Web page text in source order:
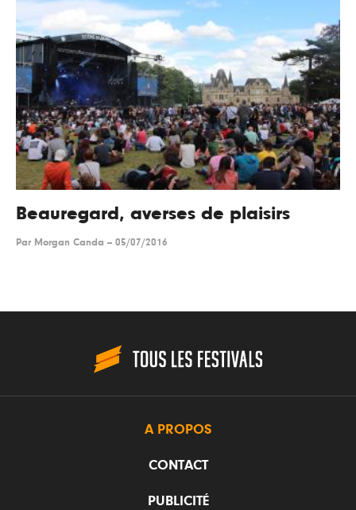
Beauregard, averses de plaisirs
Par Morgan Canda -- 05/07/2016
A PROPOS
CONTACT
PUBLICITÉ